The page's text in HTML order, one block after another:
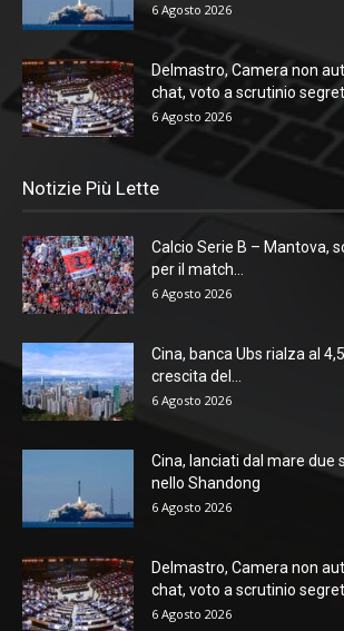
6 Agosto 2026
Delmastro, Camera non
chat, voto a scrutinio
6 Agosto 2026
Notizie Più Lette
Calcio Serie B – Mantova,
per il match...
6 Agosto 2026
Cina, banca Ubs rialza al
crescita del...
6 Agosto 2026
Cina, lanciati dal mare due
nello Shandong
6 Agosto 2026
Delmastro, Camera non
chat, voto a scrutinio
6 Agosto 2026